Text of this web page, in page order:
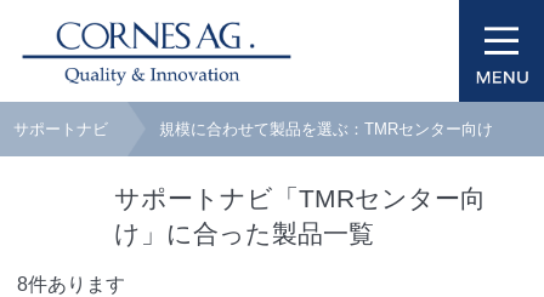
サポートナビ 規模に合わせて製品を選ぶ：TMRセンター向け
サポートナビ「TMRセンター向
け」に合った製品一覧
8件あります